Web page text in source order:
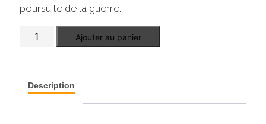
poursuite de la guerre.
généraux
Ajouter au panier
Description